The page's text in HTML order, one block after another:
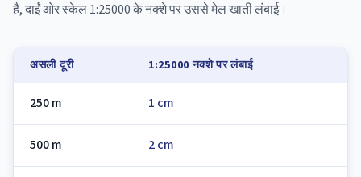
है, दाईं ओर स्केल 1:25000 के नक्शे पर उससे मेल खाती लंबाई।
असली दूरी 1:25000 नक्शे पर लंबाई
250 m 1 cm
500 m 2 cm